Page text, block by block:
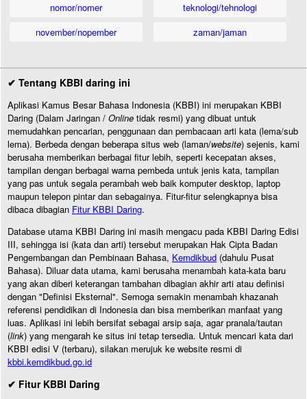
nomor/nomer
november/nopember
teknologi/tehnologi
zaman/jaman
✔ Tentang KBBI daring ini
Aplikasi Kamus Besar Bahasa Indonesia (KBBI) ini merupakan KBBI
Daring (Dalam Jaringan / Online tidak resmi) yang dibuat untuk
memudahkan pencarian, penggunaan dan pembacaan arti kata (lema/sub
lema). Berbeda dengan beberapa situs web (laman/website) sejenis, kami
berusaha memberikan berbagai fitur lebih, seperti kecepatan akses,
tampilan dengan berbagai warna pembeda untuk jenis kata, tampilan
yang pas untuk segala perambah web baik komputer desktop, laptop
maupun telepon pintar dan sebagainya. Fitur-fitur selengkapnya bisa
dibaca dibagian Fitur KBBI Daring.
Database utama KBBI Daring ini masih mengacu pada KBBI Daring Edisi
III, sehingga isi (kata dan arti) tersebut merupakan Hak Cipta Badan
Pengembangan dan Pembinaan Bahasa, Kemdikbud (dahulu Pusat
Bahasa). Diluar data utama, kami berusaha menambah kata-kata baru
yang akan diberi keterangan tambahan dibagian akhir arti atau definisi
dengan "Definisi Eksternal". Semoga semakin menambah khazanah
referensi pendidikan di Indonesia dan bisa memberikan manfaat yang
luas. Aplikasi ini lebih bersifat sebagai arsip saja, agar pranala/tautan
(link) yang mengarah ke situs ini tetap tersedia. Untuk mencari kata dari
KBBI edisi V (terbaru), silakan merujuk ke website resmi di
kbbi.kemdikbud.go.id
✔ Fitur KBBI Daring